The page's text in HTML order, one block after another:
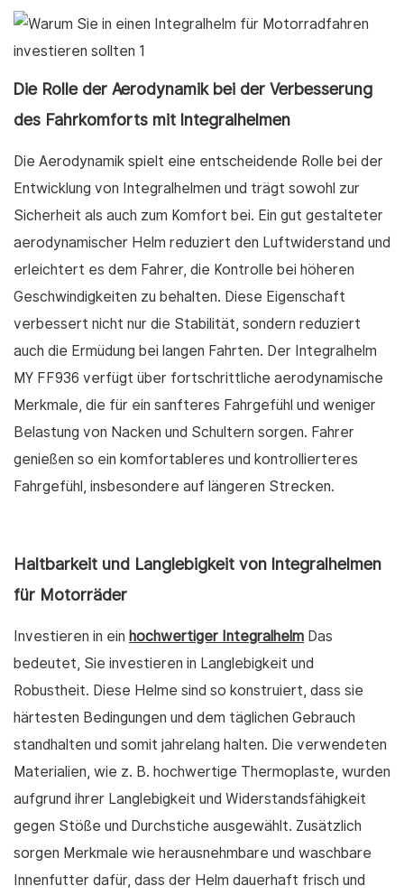
Die Rolle der Aerodynamik bei der Verbesserung
des Fahrkomforts mit Integralhelmen
Die Aerodynamik spielt eine entscheidende Rolle bei der
Entwicklung von Integralhelmen und trägt sowohl zur
Sicherheit als auch zum Komfort bei. Ein gut gestalteter
aerodynamischer Helm reduziert den Luftwiderstand und
erleichtert es dem Fahrer, die Kontrolle bei höheren
Geschwindigkeiten zu behalten. Diese Eigenschaft
verbessert nicht nur die Stabilität, sondern reduziert
auch die Ermüdung bei langen Fahrten. Der Integralhelm
MY FF936 verfügt über fortschrittliche aerodynamische
Merkmale, die für ein sanfteres Fahrgefühl und weniger
Belastung von Nacken und Schultern sorgen. Fahrer
genießen so ein komfortableres und kontrollierteres
Fahrgefühl, insbesondere auf längeren Strecken.
Haltbarkeit und Langlebigkeit von Integralhelmen
für Motorräder
Investieren in ein hochwertiger Integralhelm Das
bedeutet, Sie investieren in Langlebigkeit und
Robustheit. Diese Helme sind so konstruiert, dass sie
härtesten Bedingungen und dem täglichen Gebrauch
standhalten und somit jahrelang halten. Die verwendeten
Materialien, wie z. B. hochwertige Thermoplaste, wurden
aufgrund ihrer Langlebigkeit und Widerstandsfähigkeit
gegen Stöße und Durchstiche ausgewählt. Zusätzlich
sorgen Merkmale wie herausnehmbare und waschbare
Innenfutter dafür, dass der Helm dauerhaft frisch und